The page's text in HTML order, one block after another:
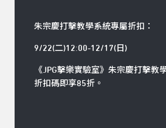
朱宗慶打擊教學系統專屬折扣：
9/22(二)12:00-12/17(日)
《JPG擊樂實驗室》朱宗慶打擊教
折扣碼即享85折。